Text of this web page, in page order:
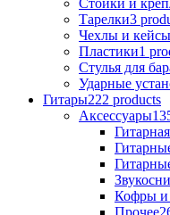
Тарелки3
Чехлы и
Пластики1
Стулья для
Ударные
Гитары222 products
Аксессуары
Кофры и
Прочее